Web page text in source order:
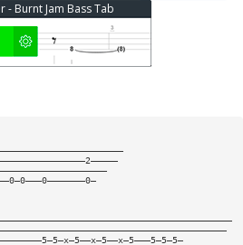
- Burnt Jam Bass Tab